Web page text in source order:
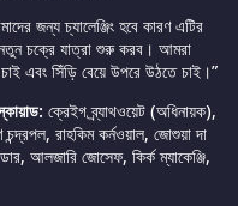
জন্য চ্যালেঞ্জিং হবে কারণ এটির
নতুন চক্রে যাত্রা শুরু করব। আমরা
এবং সিঁড়ি বেয়ে উপরে উঠতে চাই।”
ক্রেইগ ব্র্যাথওয়েট (অধিনায়ক),
রাহকিম কর্নওয়াল, জোশুয়া দা
আলজারি জোসেফ, কির্ক ম্যাকেঞ্জি,